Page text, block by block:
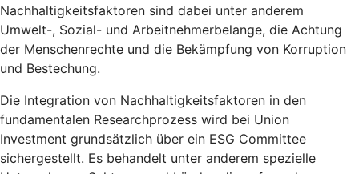
Nachhaltigkeitsfaktoren sind dabei unter anderem
Umwelt-, Sozial- und Arbeitnehmerbelange, die Achtung
der Menschenrechte und die Bekämpfung von Korruption
und Bestechung.
Die Integration von Nachhaltigkeitsfaktoren in den
fundamentalen Researchprozess wird bei Union
Investment grundsätzlich über ein ESG Committee
sichergestellt. Es behandelt unter anderem spezielle